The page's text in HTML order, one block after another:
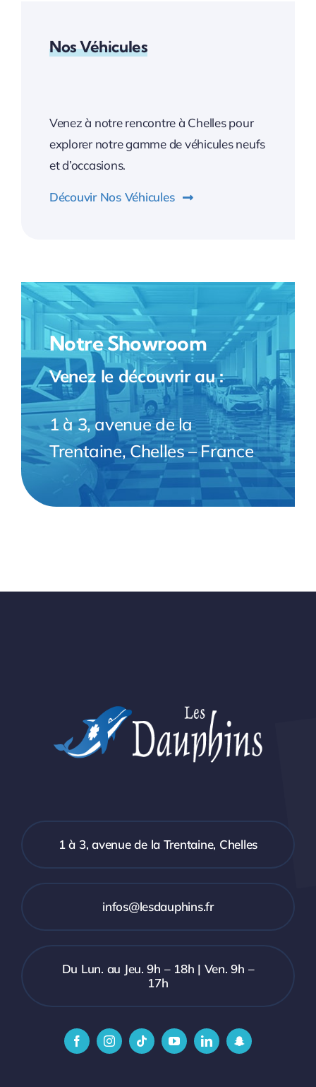
Nos Véhicules
Venez à notre rencontre à Chelles pour
explorer notre gamme de véhicules neufs
et d’occasions.
Découvir Nos Véhicules
Notre Showroom
Venez le découvrir au :
1 à 3, avenue de la
Trentaine, Chelles – France
1 à 3, avenue de la Trentaine, Chelles
infos@lesdauphins.fr
Du Lun. au Jeu. 9h – 18h | Ven. 9h –
17h